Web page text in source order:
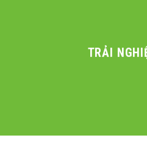
TRẢI